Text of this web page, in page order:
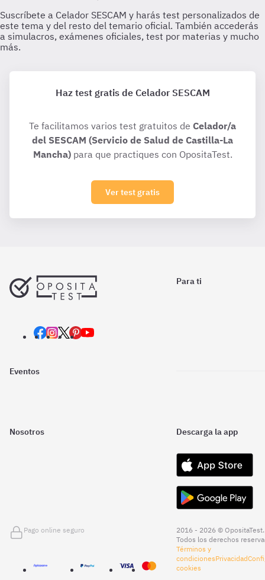
Haz test gratis de Celador SESCAM
Te facilitamos varios test gratuitos de Celador/a
del SESCAM (Servicio de Salud de Castilla-La
Mancha)para que practiques con OpositaTest.
Ver test gratis
Para ti
Eventos
Nosotros Descarga la app
Pago online seguro
2016 - 2026 © OpositaTest.
Todos los derechos
Términos y
condicionesPrivacidad
cookies